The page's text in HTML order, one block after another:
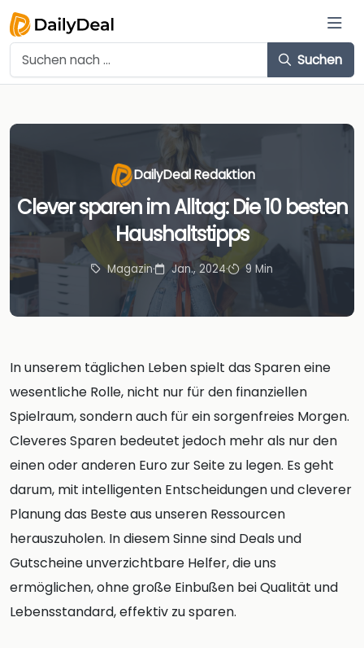
Suchen
DailyDeal Redaktion
Clever sparen im Alltag: Die 10 besten
Haushaltstipps
Magazin· Jan., 2024· 9 Min
In unserem täglichen Leben spielt das Sparen eine
wesentliche Rolle, nicht nur für den finanziellen
Spielraum, sondern auch für ein sorgenfreies Morgen.
Cleveres Sparen bedeutet jedoch mehr als nur den
einen oder anderen Euro zur Seite zu legen. Es geht
darum, mit intelligenten Entscheidungen und cleverer
Planung das Beste aus unseren Ressourcen
herauszuholen. In diesem Sinne sind Deals und
Gutscheine unverzichtbare Helfer, die uns
ermöglichen, ohne große Einbußen bei Qualität und
Lebensstandard, effektiv zu sparen.